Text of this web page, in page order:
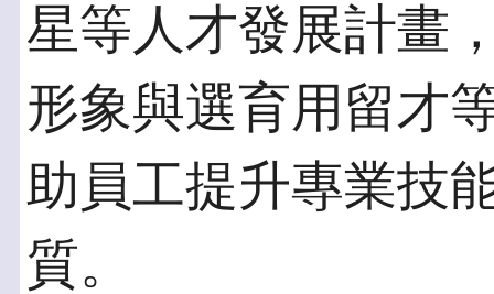
星等人才發展計畫
形象與選育用留才
助員工提升專業技
質。